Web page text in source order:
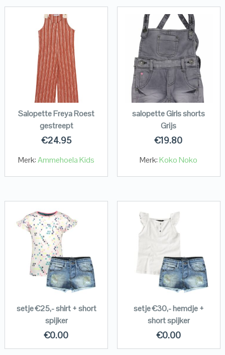
Salopette Freya Roest
gestreept
€24.95
Merk:Ammehoela Kids
salopette Girls shorts
Grijs
€19.80
Merk:Koko Noko
setje €25,- shirt + short
spijker
€0.00
setje €30,- hemdje +
short spijker
€0.00